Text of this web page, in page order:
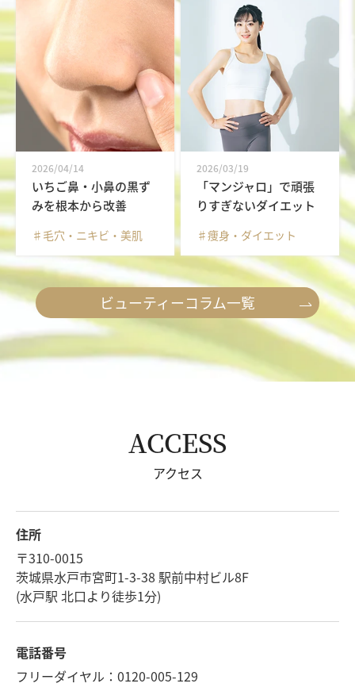
2026/04/14
いちご鼻・小鼻の黒ず
みを根本から改善
♯毛穴・ニキビ・美肌
2026/03/19
「マンジャロ」で頑張
りすぎないダイエット
♯痩身・ダイエット
ビューティーコラム一覧
ACCESS
アクセス
住所
〒310-0015
茨城県水戸市宮町1-3-38 駅前中村ビル8F
(水戸駅 北口より徒歩1分)
電話番号
フリーダイヤル：0120-005-129